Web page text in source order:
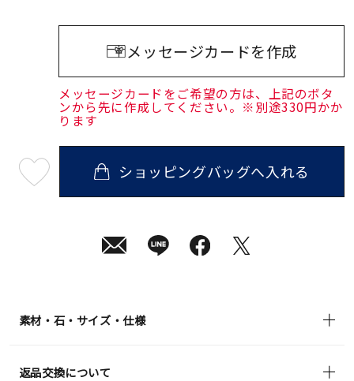
メッセージカードを作成
メッセージカードをご希望の方は、上記のボタ
ンから先に作成してください。※別途330円かか
ります
08
ショッピングバッグへ入れる
素材・石・サイズ・仕様
返品交換について